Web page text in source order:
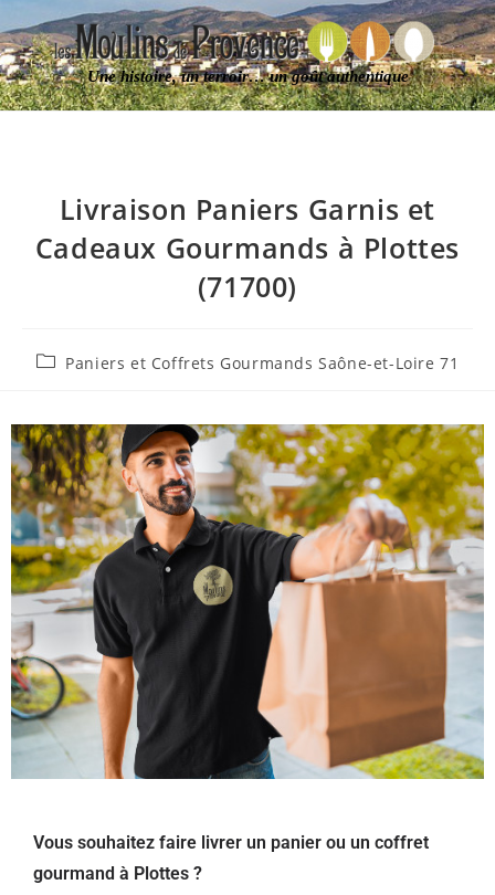
Une histoire, un terroir… un goût authentique
Livraison Paniers Garnis et
Cadeaux Gourmands à Plottes
(71700)
Paniers et Coffrets Gourmands Saône-et-Loire 71
Vous souhaitez faire livrer un panier ou un coffret
gourmand à Plottes ?